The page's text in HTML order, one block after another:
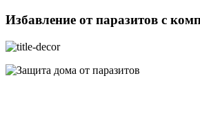
Избавление от паразитов с